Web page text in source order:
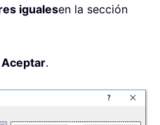
igualesen la sección
Aceptar.